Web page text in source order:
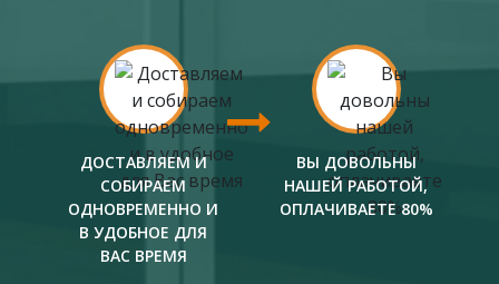
ДОСТАВЛЯЕМ И
СОБИРАЕМ
ОДНОВРЕМЕННО И
В УДОБНОЕ ДЛЯ
ВАС ВРЕМЯ
ВЫ ДОВОЛЬНЫ
НАШЕЙ РАБОТОЙ,
ОПЛАЧИВАЕТЕ 80%